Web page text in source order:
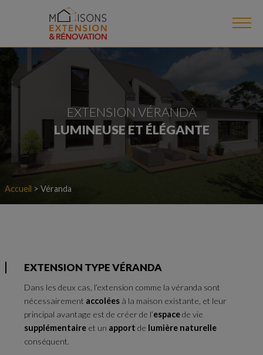
EXTENSION VÉRANDA
LUMINEUSE ET ÉLÉGANTE
Accueil > Véranda
EXTENSION TYPE VÉRANDA
Dans les deux cas, l’extension comme la véranda sont
nécessairement accolées à la maison existante, et leur
principal avantage est de créer de l’espacede vie
supplémentaire et un apport de lumière naturelle
conséquent.